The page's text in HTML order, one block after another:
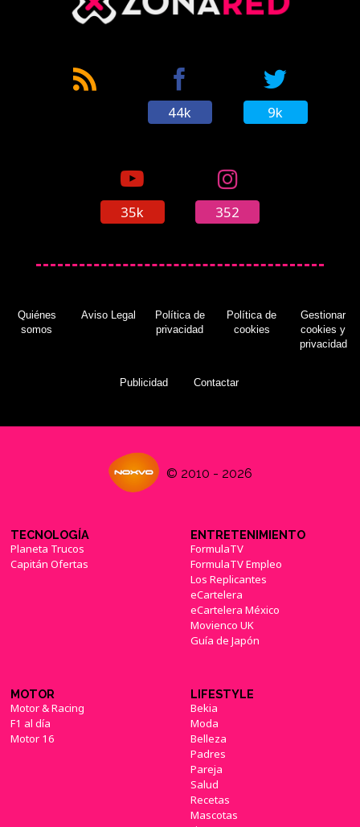
44k 9k
35k 352
Quiénes
somos
Aviso Legal
Política de
privacidad
Política de
cookies
Gestionar
cookies y
privacidad
Publicidad Contactar
© 2010 - 2026
TECNOLOGÍA
Planeta Trucos
Capitán Ofertas
ENTRETENIMIENTO
FormulaTV
FormulaTV Empleo
Los Replicantes
eCartelera
eCartelera México
Movienco UK
Guía de Japón
MOTOR
Motor & Racing
F1 al día
Motor 16
LIFESTYLE
Bekia
Moda
Belleza
Padres
Pareja
Salud
Recetas
Mascotas